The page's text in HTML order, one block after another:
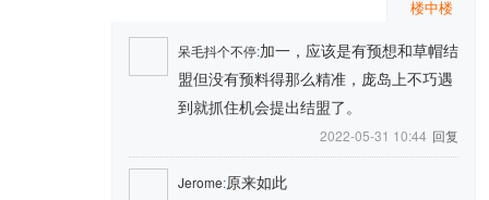
楼中楼
呆毛抖个不停:加一，应该是有预想和草帽结
盟但没有预料得那么精准，庞岛上不巧遇
到就抓住机会提出结盟了。
2022-05-31 10:44 回复
Jerome:原来如此